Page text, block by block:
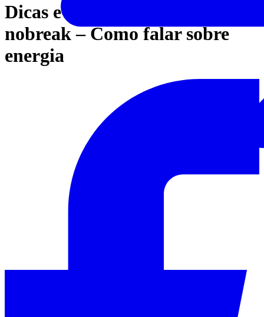
Dicas e truques para vender
nobreak – Como falar sobre
energia